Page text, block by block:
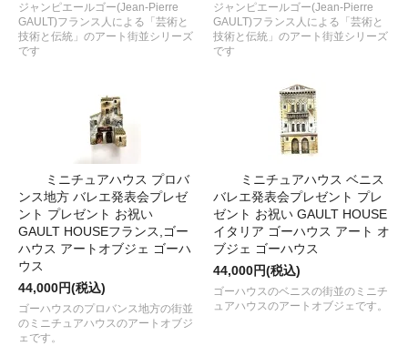
ジャンピエールゴー(Jean-Pierre
GAULT)フランス人による「芸術と
技術と伝統」のアート街並シリーズ
です
ジャンピエールゴー(Jean-Pierre
GAULT)フランス人による「芸術と
技術と伝統」のアート街並シリーズ
です
ミニチュアハウス プロバ
ンス地方 バレエ発表会プレゼ
ント プレゼント お祝い
GAULT HOUSEフランス,ゴー
ハウス アートオブジェ ゴーハ
ウス
44,000円(税込)
ゴーハウスのプロバンス地方の街並
のミニチュアハウスのアートオブジ
ェです。
ミニチュアハウス ベニス
バレエ発表会プレゼント プレ
ゼント お祝い GAULT HOUSE
イタリア ゴーハウス アート オ
ブジェ ゴーハウス
44,000円(税込)
ゴーハウスのベニスの街並のミニチ
ュアハウスのアートオブジェです。